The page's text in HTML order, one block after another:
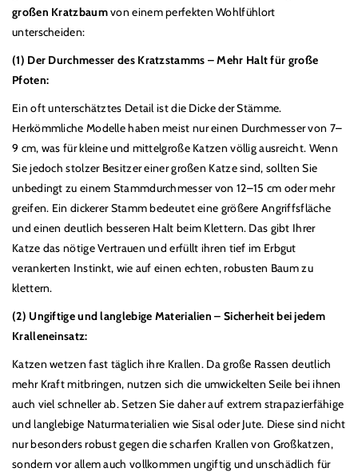
großen Kratzbaumvon einem perfekten Wohlfühlort
unterscheiden:
(1) Der Durchmesser des Kratzstamms –Mehr Halt für große
Pfoten:
Ein oft unterschätztes Detail ist die Dicke der Stämme.
Herkömmliche Modelle haben meist nur einen Durchmesser von 7–
9 cm, was für kleine und mittelgroße Katzen völlig ausreicht. Wenn
Sie jedoch stolzer Besitzer einer großen Katze sind, sollten Sie
unbedingt zu einem Stammdurchmesser von 12–15 cm oder mehr
greifen. Ein dickerer Stamm bedeutet eine größere Angriffsfläche
und einen deutlich besseren Halt beim Klettern. Das gibt Ihrer
Katze das nötige Vertrauen und erfüllt ihren tief im Erbgut
verankerten Instinkt, wie auf einen echten, robusten Baum zu
klettern.
(2) Ungiftige und langlebige Materialien– Sicherheit bei jedem
Kralleneinsatz:
Katzen wetzen fast täglich ihre Krallen. Da große Rassen deutlich
mehr Kraft mitbringen, nutzen sich die umwickelten Seile bei ihnen
auch viel schneller ab. Setzen Sie daher auf extrem strapazierfähige
und langlebige Naturmaterialien wie Sisal oder Jute. Diese sind nicht
nur besonders robust gegen die scharfen Krallen von Großkatzen,
sondern vor allem auch vollkommen ungiftig und unschädlich für